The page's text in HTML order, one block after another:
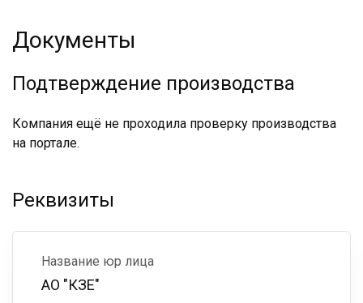
Документы
Подтверждение производства
Компания ещё не проходила проверку производства
на портале.
Реквизиты
Название юр лица
АО "КЗЕ"